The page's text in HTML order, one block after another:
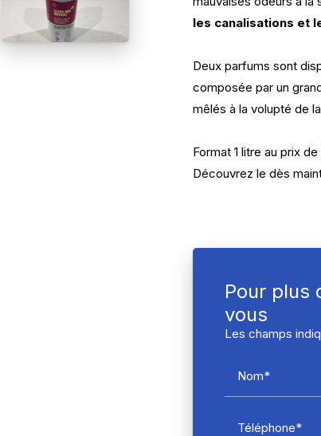
les canalisations et
Deux parfums sont
composée par un
mêlés à la volupté de
Format 1 litre au prix
Découvrez le dès
Pour plus
vous
Les champs
Nom*
Téléphone*